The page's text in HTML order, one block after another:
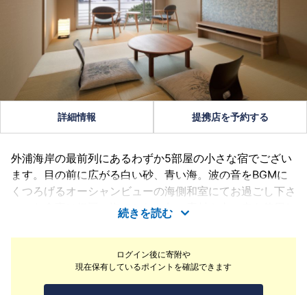
ログイン後に寄附や
現在保有しているポイントを確認できます
詳細情報 提携店を予約する
外浦海岸の最前列にあるわずか5部屋の小さな宿でござい
ます。目の前に広がる白い砂、青い海。波の音をBGMに
くつろげるオーシャンビューの海側和室にてお過ごし下さ
い。お食事は伊豆の海でとれた旬の素材や山の幸を使用し
た和食になります。夕食、朝食共に個室のお食事処にてお
召し上がりいただきます。お風呂はかけ流しの温泉で24
続きを読む